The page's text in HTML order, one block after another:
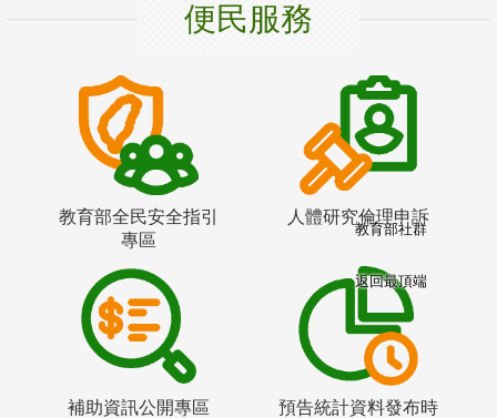
便民服務
教育部全民安全指引
專區
人體研究倫理申訴
補助資訊公開專區
預告統計資料發布時
教育部社群
返回最頂端